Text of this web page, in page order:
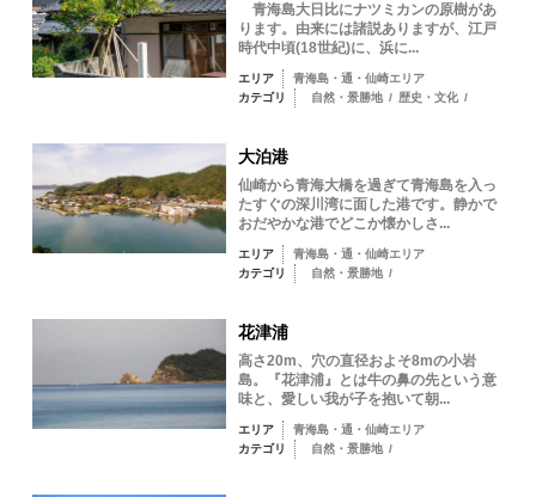
青海島大日比にナツミカンの原樹があ
ります。由来には諸説ありますが、江戸
時代中頃(18世紀)に、浜に...
エリア
青海島・通・仙崎エリア
カテゴリ
自然・景勝地 / 歴史・文化 /
大泊港
仙崎から青海大橋を過ぎて青海島を入っ
たすぐの深川湾に面した港です。静かで
おだやかな港でどこか懐かしさ...
エリア
青海島・通・仙崎エリア
カテゴリ
自然・景勝地 /
花津浦
高さ20m、穴の直径およそ8mの小岩
島。『花津浦』とは牛の鼻の先という意
味と、愛しい我が子を抱いて朝...
エリア
青海島・通・仙崎エリア
カテゴリ
自然・景勝地 /